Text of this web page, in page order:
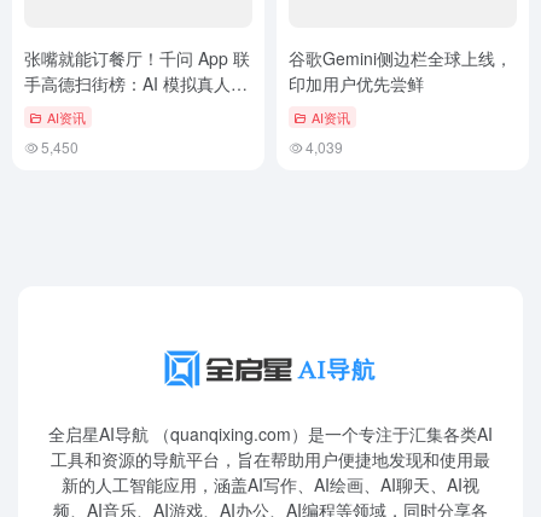
张嘴就能订餐厅！千问 App 联
手高德扫街榜：AI 模拟真人拨
打电话
AI资讯
5,450
谷歌Gemini侧边栏全球上线，
印加用户优先尝鲜
AI资讯
4,039
全启星AI导航 （quanqixing.com）是一个专注于汇集各类AI
工具和资源的导航平台，旨在帮助用户便捷地发现和使用最
新的人工智能应用，涵盖AI写作、AI绘画、AI聊天、AI视
频、AI音乐、AI游戏、AI办公、AI编程等领域，同时分享各